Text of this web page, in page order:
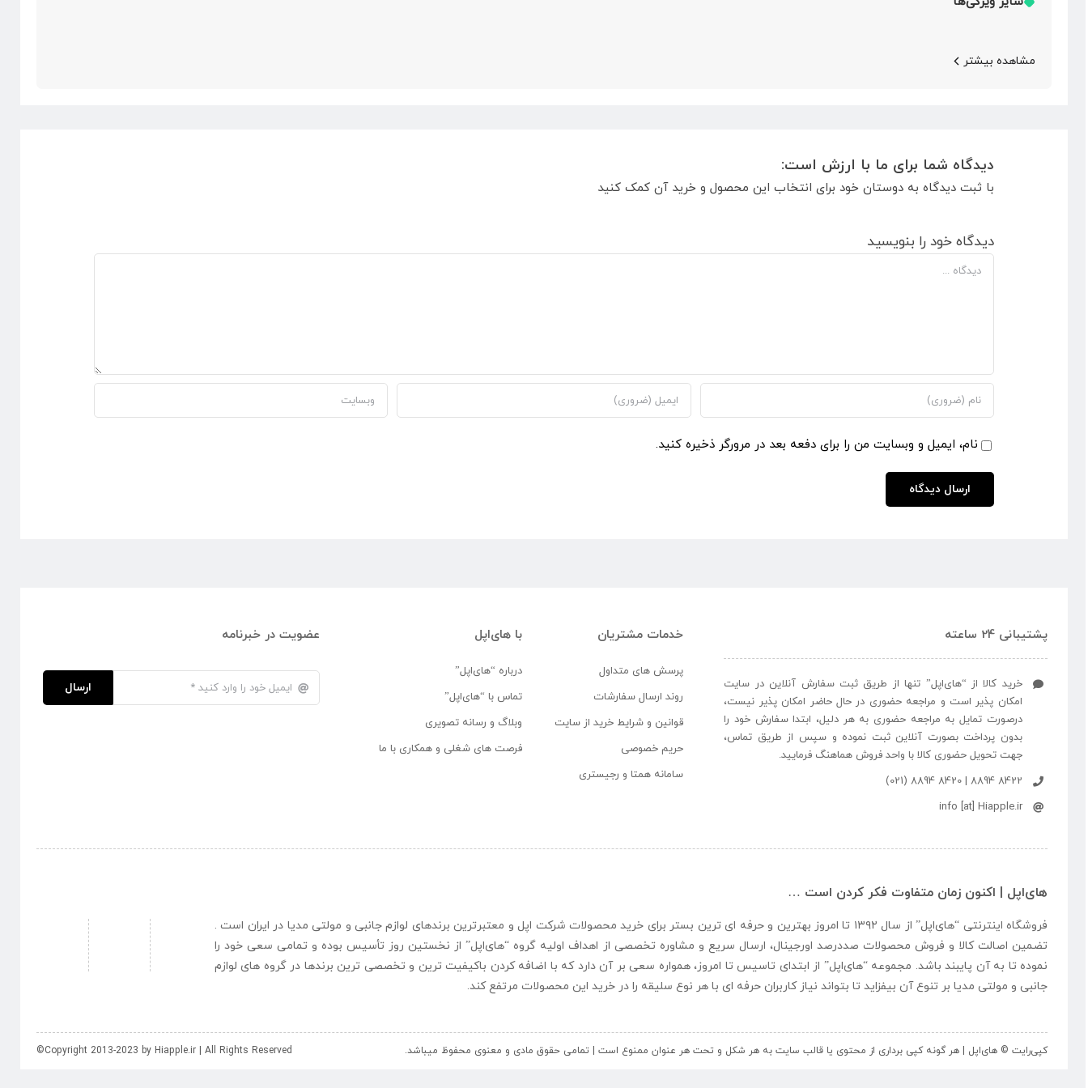
مشاهده بیشتر
دیدگاه شما برای ما با ارزش است:
با ثبت دیدگاه به دوستان خود برای انتخاب این محصول و خرید آن کمک کنید
دیدگاه خود را بنویسید
دیدگاه
نام، ایمیل و وبسایت من را برای دفعه بعد در مرورگر ذخیره کنید.
پشتیبانی 24 ساعته
خرید کالا از “های‌اپل” تنها از طریق ثبت سفارش آنلاین در سایت
امکان پذیر است و مراجعه حضوری در حال حاضر امکان پذیر نیست،
درصورت تمایل به مراجعه حضوری به هر دلیل، ابتدا سفارش خود را
بدون پرداخت بصورت آنلاین ثبت نموده و سپس از طریق تماس،
جهت تحویل حضوری کالا با واحد فروش هماهنگ فرمایید.
8422 8894 | 8420 8894 (021)
info [at] Hiapple.ir
خدمات مشتریان
پرسش های متداول
روند ارسال سفارشات
قوانین و شرایط خرید از سایت
حریم خصوصی
سامانه همتا و رجیستری
با های‌اپل
درباره “های‌اپل”
تماس با “های‌اپل”
وبلاگ و رسانه تصویری
فرصت های شغلی و همکاری با ما
عضویت در خبرنامه
ارسال
های‌اپل | اکنون زمان متفاوت فکر کردن است …
فروشگاه اینترنتی “های‌اپل
” از سال ۱۳۹۲ تا امروز بهترین و حرفه ای ترین بستر برای خرید محصولات شرکت اپل و معتبرترین برندهای لوازم جانبی و مولتی مدیا در ایران است .
تضمین اصالت کالا و فروش محصولات صددرصد اورجینال، ارسال سریع و مشاوره تخصصی از اهداف اولیه گروه “های‌اپل” از نخستین روز تأسیس بوده و تمامی سعی خود را
نموده تا به آن پایبند باشد. مجموعه “های‌اپل” از ابتدای تاسیس تا امروز، همواره سعی بر آن دارد که با اضافه کردن باکیفیت ترین و تخصصی ترین برندها در گروه های لوازم
جانبی و مولتی مدیا بر تنوع آن بیفزاید تا بتواند نیاز کاربران حرفه ای با هر نوع سلیقه را در خرید این محصولات مرتفع کند.
کپی‌رایت © های‌اپل | هر گونه کپی برداری از محتوی یا قالب سایت به هر شکل و تحت هر عنوان ممنوع است | تمامی حقوق مادی و معنوی محفوظ میباشد. ©Copyright 2013-2023 by Hiapple.ir | All Rights Reserved